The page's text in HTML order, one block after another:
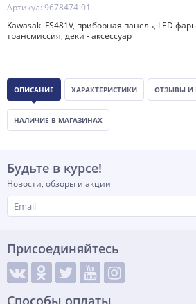
Артикул: 9678474-01
Kawasaki FS481V, приборная панель, LED
трансмиссия, деки - аксессуар
ОПИСАНИЕ ХАРАКТЕРИСТИКИ ОТЗЫВЫ И
НАЛИЧИЕ В МАГАЗИНАХ
Будьте в курсе!
Новости, обзоры и акции
Присоединяйтесь
Способы оплаты